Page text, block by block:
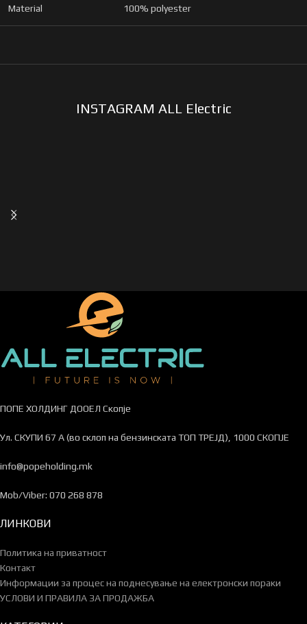
Material 100% polyester
INSTAGRAM ALL Electric
ПОПЕ ХОЛДИНГ ДООЕЛ Скопје
Ул. СКУПИ 67 А (во склоп на бензинската ТОП ТРЕЈД), 1000 СКОПЈЕ
info@popeholding.mk
Mob/Viber: 070 268 878
ЛИНКОВИ
Политика на приватност
Контакт
Информации за процес на поднесување на електронски пораки
УСЛОВИ И ПРАВИЛА ЗА ПРОДАЖБА